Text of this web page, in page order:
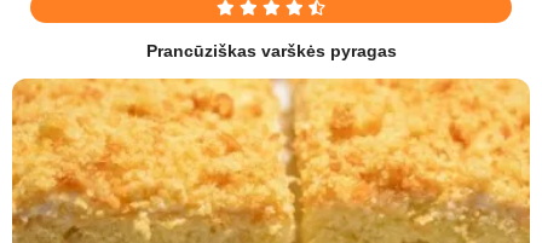
Prancūziškas varškės pyragas